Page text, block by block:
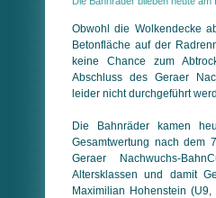
Obwohl die Wolkendecke
Betonfläche auf der
keine Chance zum
Abschluss des Geraer
leider nicht durchgeführt
Die Bahnräder kamen
Gesamtwertung nach dem
Geraer Nachwuchs-
Altersklassen und damit
Maximilian Hohenstein